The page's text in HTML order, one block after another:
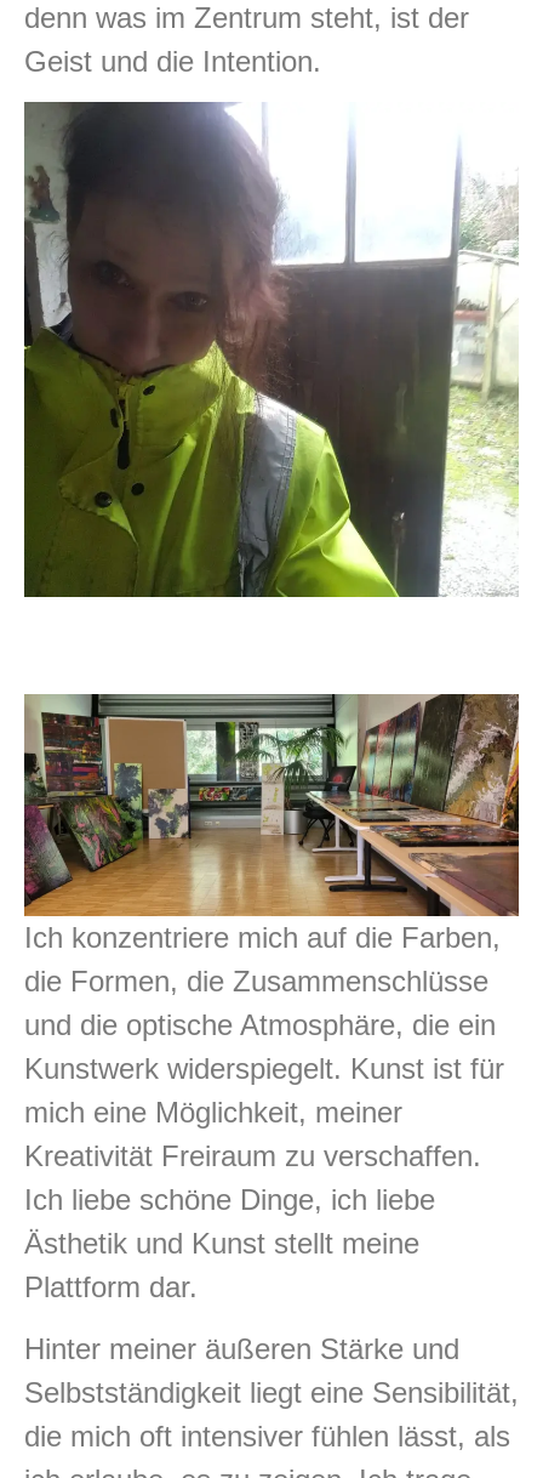
denn was im Zentrum steht, ist der
Geist und die Intention.
Ich konzentriere mich auf die Farben,
die Formen, die Zusammenschlüsse
und die optische Atmosphäre, die ein
Kunstwerk widerspiegelt. Kunst ist für
mich eine Möglichkeit, meiner
Kreativität Freiraum zu verschaffen.
Ich liebe schöne Dinge, ich liebe
Ästhetik und Kunst stellt meine
Plattform dar.
Hinter meiner äußeren Stärke und
Selbstständigkeit liegt eine Sensibilität,
die mich oft intensiver fühlen lässt, als